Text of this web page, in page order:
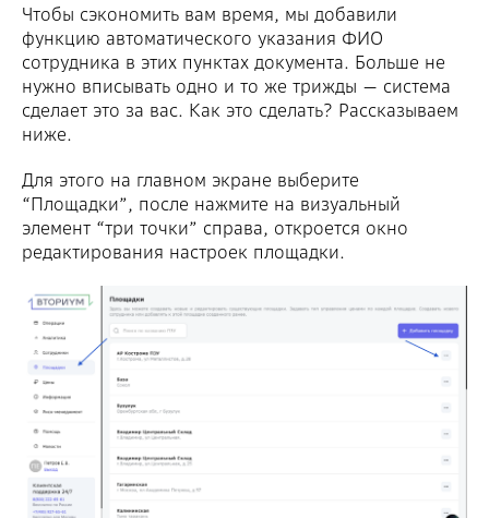
Чтобы сэкономить вам время, мы добавили
функцию автоматического указания ФИО
сотрудника в этих пунктах документа. Больше не
нужно вписывать одно и то же трижды — система
сделает это за вас. Как это сделать? Рассказываем
ниже.
Для этого на главном экране выберите
“Площадки”, после нажмите на визуальный
элемент “три точки” справа, откроется окно
редактирования настроек площадки.